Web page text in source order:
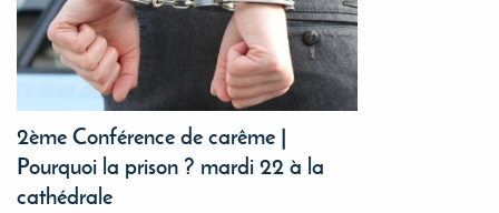
2ème Conférence de carême |
Pourquoi la prison ? mardi 22 à la
cathédrale